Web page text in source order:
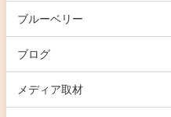
ブルーベリー
ブログ
メディア取材